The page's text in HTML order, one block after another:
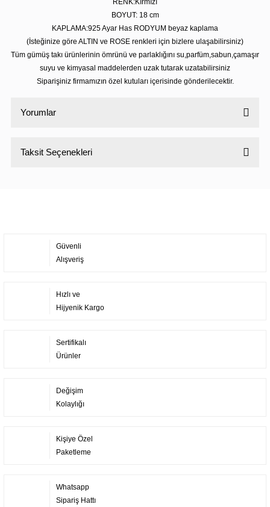
RENK:Kırmızı
BOYUT: 18 cm
KAPLAMA:925 Ayar Has RODYUM beyaz kaplama
(İsteğinize göre ALTIN ve ROSE renkleri için bizlere ulaşabilirsiniz)
Tüm gümüş takı ürünlerinin ömrünü ve parlaklığını su,parfüm,sabun,çamaşır
suyu ve kimyasal maddelerden uzak tutarak uzatabilirsiniz
Siparişiniz firmamızın özel kutuları içerisinde gönderilecektir.
Yorumlar
Taksit Seçenekleri
Güvenli
Alışveriş
Hızlı ve
Hijyenik Kargo
Sertifikalı
Ürünler
Değişim
Kolaylığı
Kişiye Özel
Paketleme
Whatsapp
Sipariş Hattı